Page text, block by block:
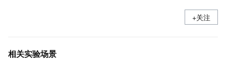
+关注
相关实验场景